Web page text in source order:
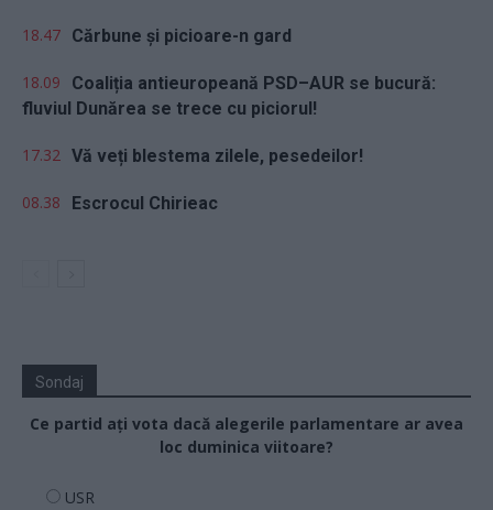
18.47 Cărbune și picioare-n gard
18.09
Coaliția antieuropeană PSD–AUR se bucură:
fluviul Dunărea se trece cu piciorul!
17.32 Vă veți blestema zilele, pesedeilor!
08.38 Escrocul Chirieac
Sondaj
Ce partid ați vota dacă alegerile parlamentare ar avea
loc duminica viitoare?
USR